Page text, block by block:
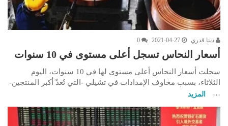
دينا قدري 2021-04-27
0
أسعار النحاس تسجل أعلى مستوى في 10 سنوات
سجلت أسعار النحاس أعلى مستوى لها في 10 سنوات، اليوم
الثلاثاء، بسبب مخاوف الإمدادات في تشيلي -التي تُعدّ أكبر المنتجين-
…
المزيد